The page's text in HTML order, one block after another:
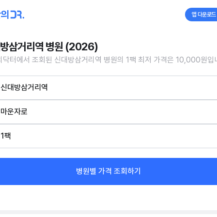
앱 다운로드
삼거리역 병원 (2026)
닥터에서 조회된 신대방삼거리역 병원의 1팩 최저 가격은 10,000원입
신대방삼거리역
마운자로
1팩
병원별 가격 조회하기